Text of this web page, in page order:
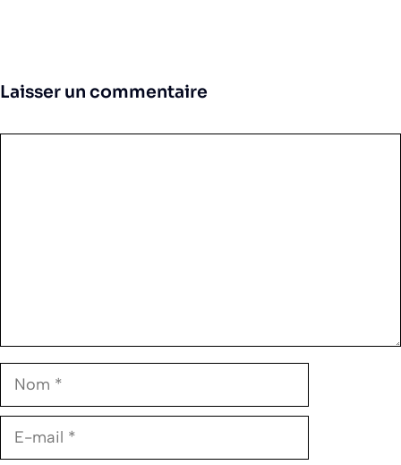
Laisser un commentaire
Nom
E-